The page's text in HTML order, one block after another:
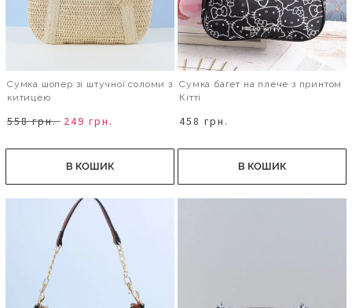
Сумка шопер зі штучної соломи з
китицею
558 грн. 249 грн.
В КОШИК
Сумка багет на плече з принтом
Кітті
458 грн.
В КОШИК